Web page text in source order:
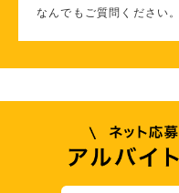
なんでもご質問ください。